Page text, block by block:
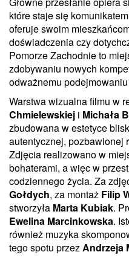
które staje się
oferuje swoim
doświadczenia czy
Pomorze Zachodnie to
zdobywaniu nowych
odważnemu
Warstwa wizualna filmu w
Chmielewskiej i Michała
zbudowana w estetyce
autentycznej, pozbawionej
Zdjęcia realizowano w
bohaterami, a więc w
codziennego życia. Za
Gołdych, za montaż Filip
stworzyła Marta Kubiak.
Ewelina Marcinkowska.
również muzyka
tego spotu przez Andrzeja